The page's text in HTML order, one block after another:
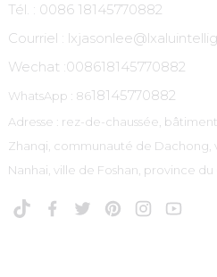
Tél. : 0086 18145770882
Courriel :
Wechat :008618145770882
WhatsApp : 8618145770882
Adresse : rez-de-chaussée,
Zhanqi, communauté de Dachong,
Nanhai, ville de Foshan, province